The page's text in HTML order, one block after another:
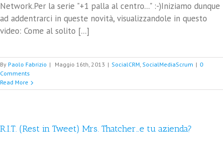
Network.Per la serie "+1 palla al centro..." :-)Iniziamo dunque
ad addentrarci in queste novità, visualizzandole in questo
video: Come al solito [...]
By Paolo Fabrizio | Maggio 16th, 2013 | SocialCRM, SocialMediaScrum | 0
Comments
Read More
R.I.T. (Rest in Tweet) Mrs. Thatcher…e tu azienda?